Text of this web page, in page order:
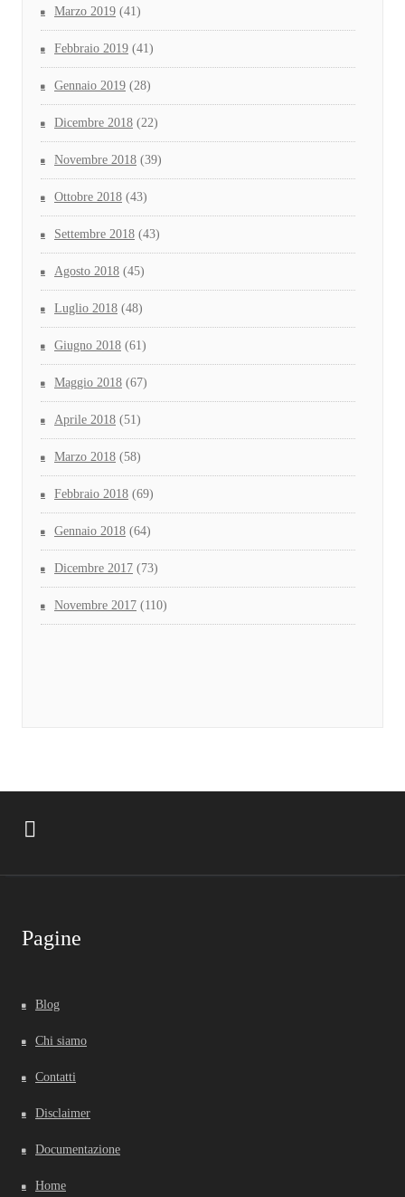
Marzo 2019 (41)
Febbraio 2019 (41)
Gennaio 2019 (28)
Dicembre 2018 (22)
Novembre 2018 (39)
Ottobre 2018 (43)
Settembre 2018 (43)
Agosto 2018 (45)
Luglio 2018 (48)
Giugno 2018 (61)
Maggio 2018 (67)
Aprile 2018 (51)
Marzo 2018 (58)
Febbraio 2018 (69)
Gennaio 2018 (64)
Dicembre 2017 (73)
Novembre 2017 (110)
Pagine
Blog
Chi siamo
Contatti
Disclaimer
Documentazione
Home